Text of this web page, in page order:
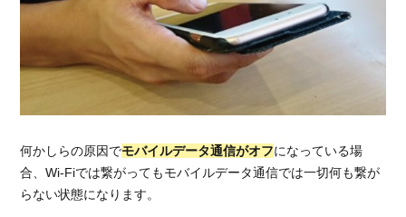
何かしらの原因でモバイルデータ通信がオフになっている場
合、Wi-Fiでは繋がってもモバイルデータ通信では一切何も繋が
らない状態になります。